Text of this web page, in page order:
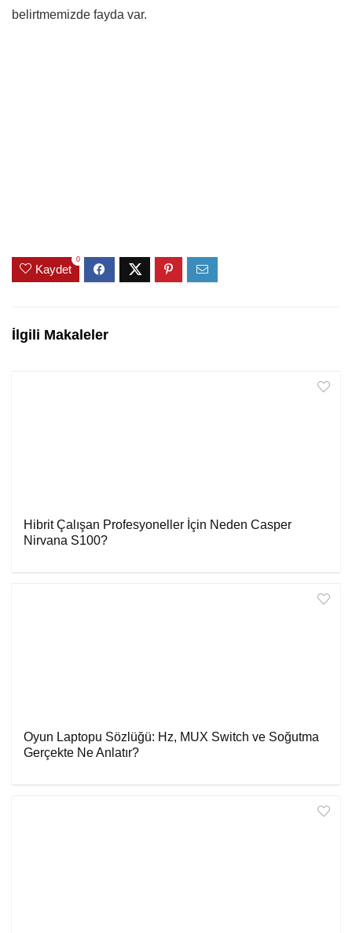
belirtmemizde fayda var.
Kaydet
0
İlgili Makaleler
Hibrit Çalışan Profesyoneller İçin Neden Casper
Nirvana S100?
Oyun Laptopu Sözlüğü: Hz, MUX Switch ve Soğutma
Gerçekte Ne Anlatır?